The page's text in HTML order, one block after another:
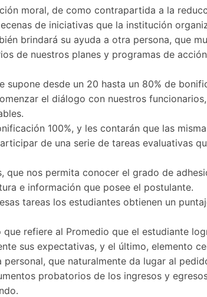
moral, de como contrapartida a la
de iniciativas que la institución
brindará su ayuda a otra persona, que
de nuestros planes y programas de
supone desde un 20 hasta un 80% de
el diálogo con nuestros
100%, y les contarán que las
de una serie de tareas evaluativas
que nos permita conocer el grado de
e información que posee el postulante.
tareas los estudiantes obtienen un
refiere al Promedio que el estudiante
sus expectativas, y el último, elemento
que naturalmente da lugar al
probatorios de los ingresos y